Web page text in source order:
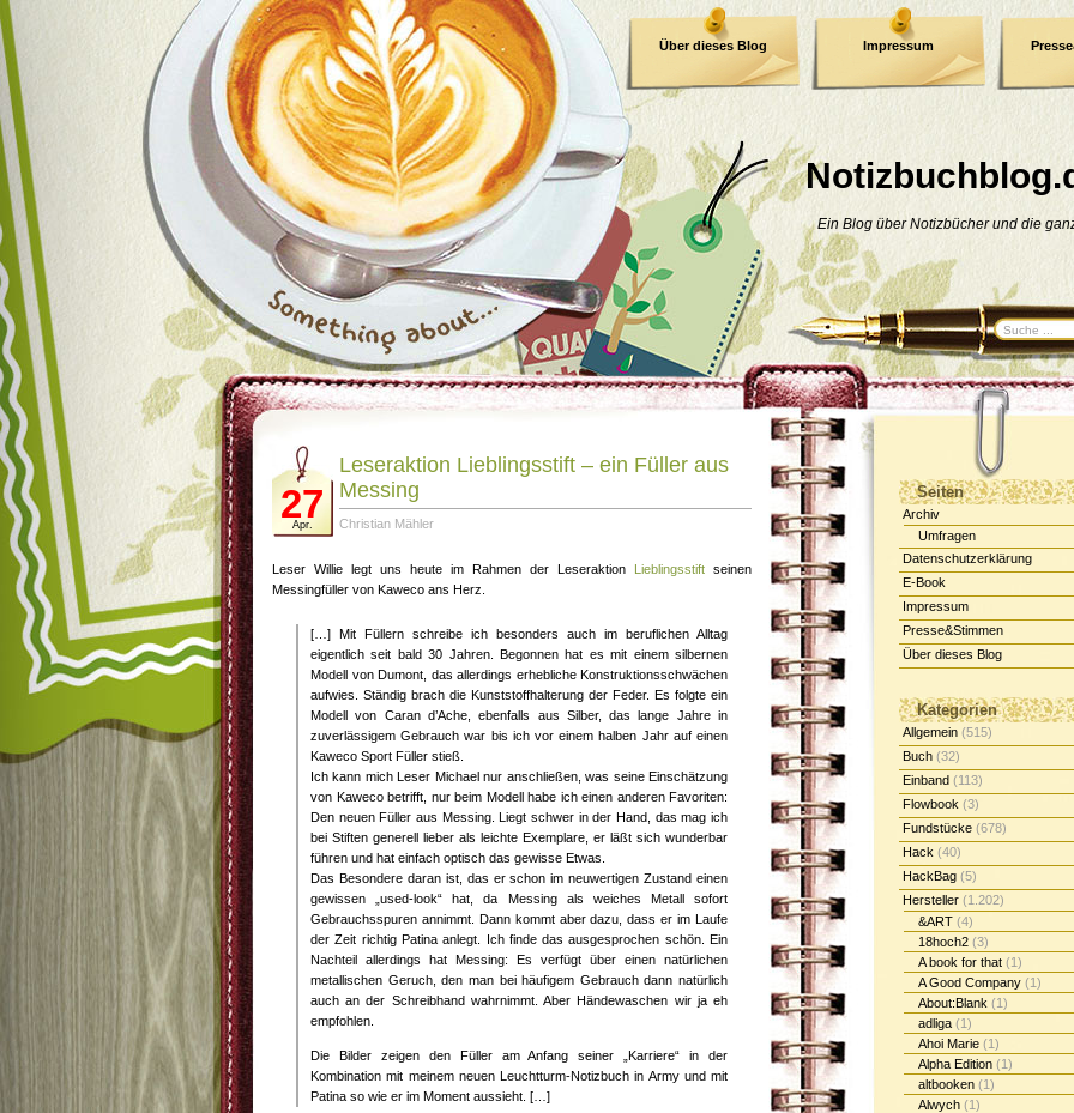
Ein Blog über Notizbücher und die
Über dieses Blog Impressum
Datenschutzerklärung
Seiten
Archiv
Umfragen
Datenschutzerklärung
E-Book
Impressum
Presse&Stimmen
Über dieses Blog
Kategorien
Allgemein (515)
Buch (32)
Einband (113)
Flowbook (3)
Fundstücke (678)
Hack (40)
HackBag (5)
Hersteller (1.202)
&ART (4)
18hoch2 (3)
A book for that (1)
A Good Company (1)
About:Blank (1)
adliga (1)
Ahoi Marie (1)
Alpha Edition (1)
altbooken (1)
Alwych (1)
27
Apr.
Leseraktion Lieblingsstift – ein Füller aus
Messing
Christian Mähler
Leser Willie legt uns heute im Rahmen der Leseraktion Lieblingsstift seinen
Messingfüller von Kaweco ans Herz.
[…] Mit Füllern schreibe ich besonders auch im beruflichen Alltag
eigentlich seit bald 30 Jahren. Begonnen hat es mit einem silbernen
Modell von Dumont, das allerdings erhebliche Konstruktionsschwächen
aufwies. Ständig brach die Kunststoffhalterung der Feder. Es folgte ein
Modell von Caran d’Ache, ebenfalls aus Silber, das lange Jahre in
zuverlässigem Gebrauch war bis ich vor einem halben Jahr auf einen
Kaweco Sport Füller stieß.
Ich kann mich Leser Michael nur anschließen, was seine Einschätzung
von Kaweco betrifft, nur beim Modell habe ich einen anderen Favoriten:
Den neuen Füller aus Messing. Liegt schwer in der Hand, das mag ich
bei Stiften generell lieber als leichte Exemplare, er läßt sich wunderbar
führen und hat einfach optisch das gewisse Etwas.
Das Besondere daran ist, das er schon im neuwertigen Zustand einen
gewissen „used-look“ hat, da Messing als weiches Metall sofort
Gebrauchsspuren annimmt. Dann kommt aber dazu, dass er im Laufe
der Zeit richtig Patina anlegt. Ich finde das ausgesprochen schön. Ein
Nachteil allerdings hat Messing: Es verfügt über einen natürlichen
metallischen Geruch, den man bei häufigem Gebrauch dann natürlich
auch an der Schreibhand wahrnimmt. Aber Händewaschen wir ja eh
empfohlen.
Die Bilder zeigen den Füller am Anfang seiner „Karriere“ in der
Kombination mit meinem neuen Leuchtturm-Notizbuch in Army und mit
Patina so wie er im Moment aussieht. […]